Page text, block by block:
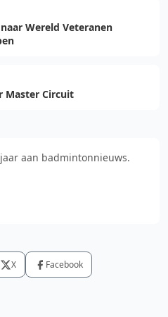
Wereld Veteranen
Master Circuit
aan badmintonnieuws.
X Facebook